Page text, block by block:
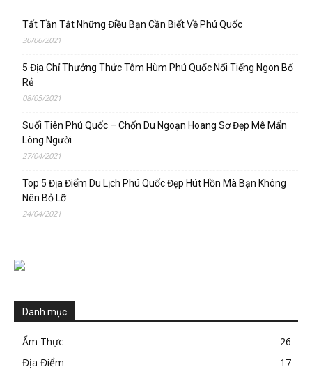
Tất Tần Tật Những Điều Bạn Cần Biết Về Phú Quốc
30/06/2021
5 Địa Chỉ Thưởng Thức Tôm Hùm Phú Quốc Nổi Tiếng Ngon Bổ
Rẻ
08/05/2021
Suối Tiên Phú Quốc – Chốn Du Ngoạn Hoang Sơ Đẹp Mê Mẩn
Lòng Người
27/04/2021
Top 5 Địa Điểm Du Lịch Phú Quốc Đẹp Hút Hồn Mà Bạn Không
Nên Bỏ Lỡ
24/04/2021
Danh mục
Ẩm Thực
26
Địa Điểm
17